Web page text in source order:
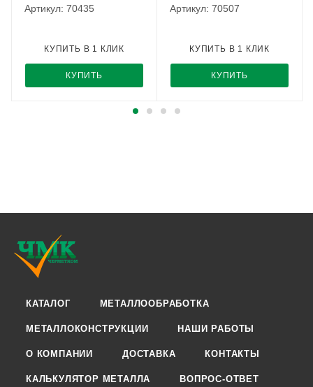
Артикул: 70435
КУПИТЬ
КУПИТЬ В 1 КЛИК
Артикул: 70507
КУПИТЬ
КУПИТЬ В 1 КЛИК
КАТАЛОГ МЕТАЛЛООБРАБОТКА
МЕТАЛЛОКОНСТРУКЦИИ НАШИ РАБОТЫ
О КОМПАНИИ ДОСТАВКА КОНТАКТЫ
КАЛЬКУЛЯТОР МЕТАЛЛА ВОПРОС-ОТВЕТ